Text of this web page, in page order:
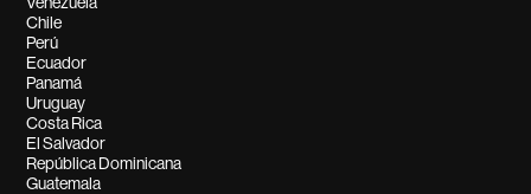
Chile
Perú
Ecuador
Panamá
Uruguay
Costa Rica
El Salvador
República Dominicana
Guatemala